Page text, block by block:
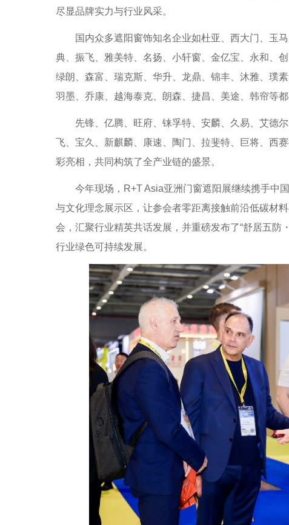
尽显品牌实力与行业风采。
国内众多遮阳窗饰知名企业如杜亚、西大门、玉马
典、振飞、雅美特、名扬、小轩窗、金亿宝、永和、
绿朗、森富、瑞克斯、华升、龙鼎、锦丰、沐雅、璞
羽墨、乔康、越海泰克、朗森、捷昌、美途、韩帘等都
先锋、亿腾、旺府、铼孚特、安麟、久易、艾德尔
飞、宝久、新麒麟、康速、陶门、拉斐特、巨将、西
彩亮相，共同构筑了全产业链的盛景。
今年现场，R+T Asia亚洲门窗遮阳展继续携手中
与文化理念展示区，让参会者零距离接触前沿低碳材
会，汇聚行业精英共话发展，并重磅发布了“舒居五防
行业绿色可持续发展。